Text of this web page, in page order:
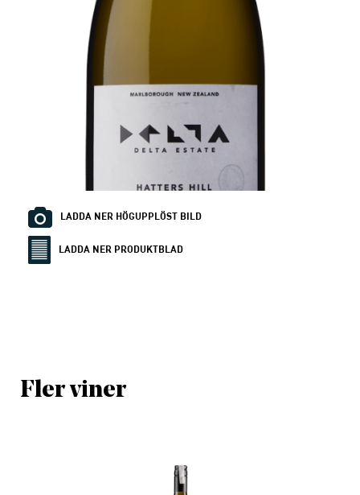
LADDA NER HÖGUPPLÖST BILD
LADDA NER PRODUKTBLAD
Fler viner